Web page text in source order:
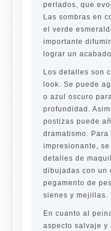
perlados, que
Las sombras en
el verde
importante
lograr un
Los detalles son
look. Se puede
o azul oscuro
profundidad.
postizas puede
dramatismo.
impresionante,
detalles de
dibujadas con un
pegamento de
sienes y mejillas.
En cuanto al
aspecto salvaje y